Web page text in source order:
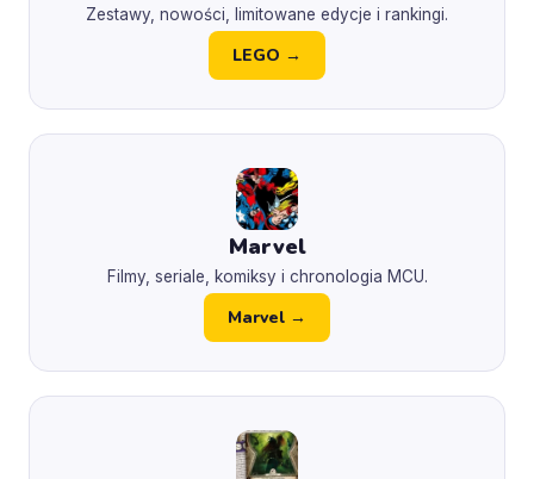
Zestawy, nowości, limitowane edycje i rankingi.
LEGO →
Marvel
Filmy, seriale, komiksy i chronologia MCU.
Marvel →